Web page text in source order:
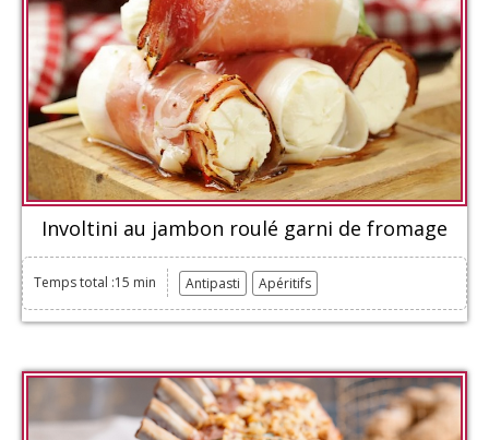
Involtini au jambon roulé garni de fromage
Temps total :15 min Antipasti Apéritifs